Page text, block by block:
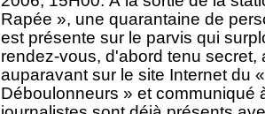
Rapée », une quarantaine de
est présente sur le parvis qui
rendez-vous, d'abord tenu secret,
auparavant sur le site Internet du
Déboulonneurs » et communiqué